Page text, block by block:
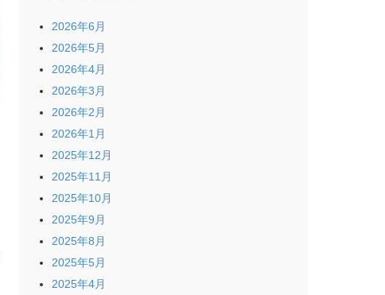
2026年6月
2026年5月
2026年4月
2026年3月
2026年2月
2026年1月
2025年12月
2025年11月
2025年10月
2025年9月
2025年8月
2025年5月
2025年4月